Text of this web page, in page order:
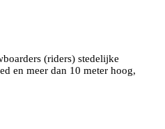
(riders) stedelijke
en meer dan 10 meter hoog,